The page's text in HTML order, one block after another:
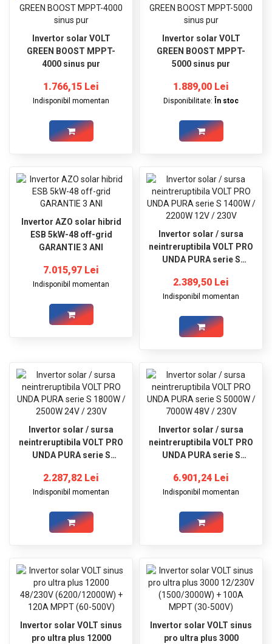
Invertor solar VOLT
GREEN BOOST MPPT-
4000 sinus pur
1.766,15 Lei
Indisponibil momentan
Invertor solar VOLT
GREEN BOOST MPPT-
5000 sinus pur
1.889,00 Lei
Disponibilitate: În stoc
Invertor AZO solar hibrid
ESB 5kW-48 off-grid
GARANTIE 3 ANI
7.015,97 Lei
Indisponibil momentan
Invertor solar / sursa
neintreruptibila VOLT PRO
UNDA PURA serie S
2.389,50 Lei
Indisponibil momentan
Invertor solar / sursa
neintreruptibila VOLT PRO
UNDA PURA serie S
2.287,82 Lei
Indisponibil momentan
Invertor solar / sursa
neintreruptibila VOLT PRO
UNDA PURA serie S
6.901,24 Lei
Indisponibil momentan
Invertor solar VOLT sinus
pro ultra plus 12000
Invertor solar VOLT sinus
pro ultra plus 3000